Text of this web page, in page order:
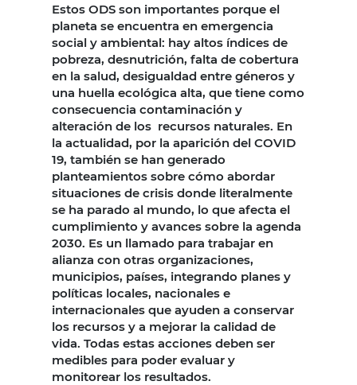
Estos ODS son importantes porque el
planeta se encuentra en emergencia
social y ambiental: hay altos índices de
pobreza, desnutrición, falta de cobertura
en la salud, desigualdad entre géneros y
una huella ecológica alta, que tiene como
consecuencia contaminación y
alteración de los recursos naturales. En
la actualidad, por la aparición del COVID
19, también se han generado
planteamientos sobre cómo abordar
situaciones de crisis donde literalmente
se ha parado al mundo, lo que afecta el
cumplimiento y avances sobre la agenda
2030. Es un llamado para trabajar en
alianza con otras organizaciones,
municipios, países, integrando planes y
políticas locales, nacionales e
internacionales que ayuden a conservar
los recursos y a mejorar la calidad de
vida. Todas estas acciones deben ser
medibles para poder evaluar y
monitorear los resultados.